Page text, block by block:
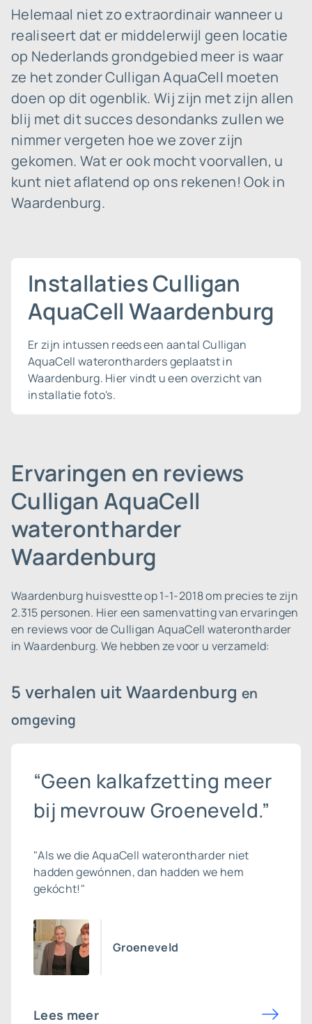
Helemaal niet zo extraordinair wanneer u
realiseert dat er middelerwijl geen locatie
op Nederlands grondgebied meer is waar
ze het zonder Culligan AquaCell moeten
doen op dit ogenblik. Wij zijn met zijn allen
blij met dit succes desondanks zullen we
nimmer vergeten hoe we zover zijn
gekomen. Wat er ook mocht voorvallen, u
kunt niet aflatend op ons rekenen! Ook in
Waardenburg.
Installaties Culligan
AquaCell Waardenburg
Er zijn intussen reeds een aantal Culligan
AquaCell waterontharders geplaatst in
Waardenburg. Hier vindt u een overzicht van
installatie foto's.
Ervaringen en reviews
Culligan AquaCell
waterontharder
Waardenburg
Waardenburg huisvestte op 1-1-2018 om precies te zijn
2.315 personen. Hier een samenvatting van ervaringen
en reviews voor de Culligan AquaCell waterontharder
in Waardenburg. We hebben ze voor u verzameld:
5 verhalen uit Waardenburg en
omgeving
“Geen kalkafzetting meer
bij mevrouw Groeneveld.”
"Als we die AquaCell waterontharder niet
hadden gewónnen, dan hadden we hem
gekócht!"
Groeneveld
Lees meer